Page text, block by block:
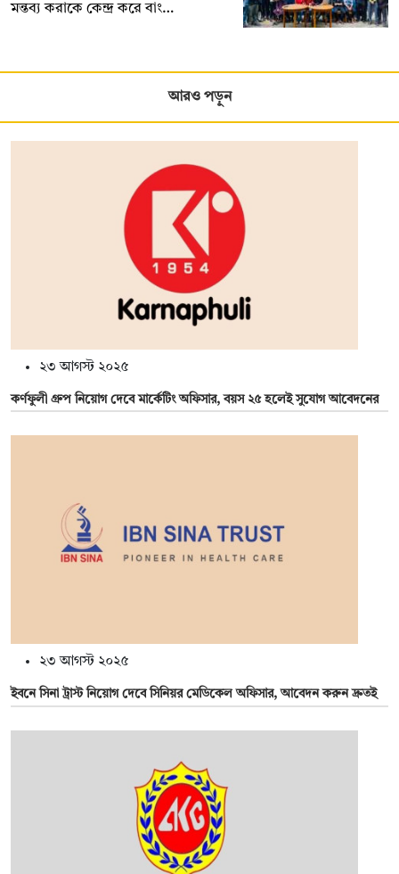
মন্তব্য করাকে কেন্দ্র করে বাং…
আরও পড়ুন
২৩ আগস্ট ২০২৫
কর্ণফুলী গ্রুপ নিয়োগ দেবে মার্কেটিং অফিসার, বয়স ২৫ হলেই সুযোগ আবেদনের
২৩ আগস্ট ২০২৫
ইবনে সিনা ট্রাস্ট নিয়োগ দেবে সিনিয়র মেডিকেল অফিসার, আবেদন করুন দ্রুতই